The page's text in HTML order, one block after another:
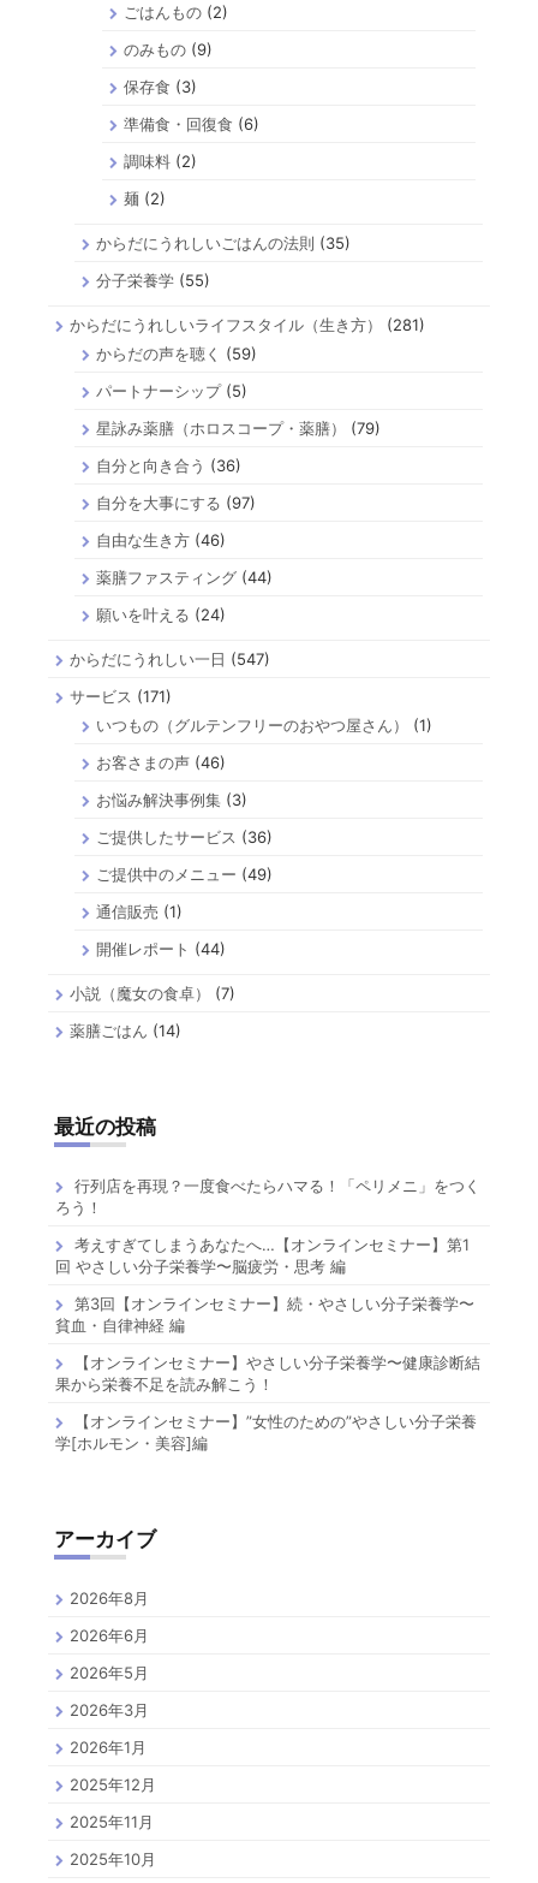
ごはんもの(2)
のみもの(9)
保存食 (3)
準備食・回復食 (6)
調味料(2)
麺 (2)
からだにうれしいごはんの法則 (35)
分子栄養学 (55)
からだにうれしいライフスタイル（生き方）
(281)
からだの声を聴く
(59)
パートナーシップ(5)
星詠み薬膳（ホロスコープ・薬膳）
(79)
自分と向き合う (36)
自分を大事にする (97)
自由な生き方 (46)
薬膳ファスティング (44)
願いを叶える (24)
からだにうれしい一日 (547)
サービス (171)
いつもの（グルテンフリーのおやつ屋さん）
(1)
お客さまの声 (46)
お悩み解決事例集 (3)
ご提供したサービス (36)
ご提供中のメニュー (49)
通信販売 (1)
開催レポート (44)
小説（魔女の食卓）
(7)
薬膳ごはん (14)
最近の投稿
行列店を再現？一度食べたらハマる！「ペリメニ」をつく
ろう！
考えすぎてしまうあなたへ…【オンラインセミナー】第1
回 やさしい分子栄養学〜脳疲労・思考 編
第3回【オンラインセミナー】続・やさしい分子栄養学〜
貧血・自律神経 編
【オンラインセミナー】やさしい分子栄養学〜健康診断結
果から栄養不足を読み解こう！
【オンラインセミナー】”女性のための”やさしい分子栄養
学[ホルモン・美容]編
アーカイブ
2026年8月
2026年6月
2026年5月
2026年3月
2026年1月
2025年12月
2025年11月
2025年10月